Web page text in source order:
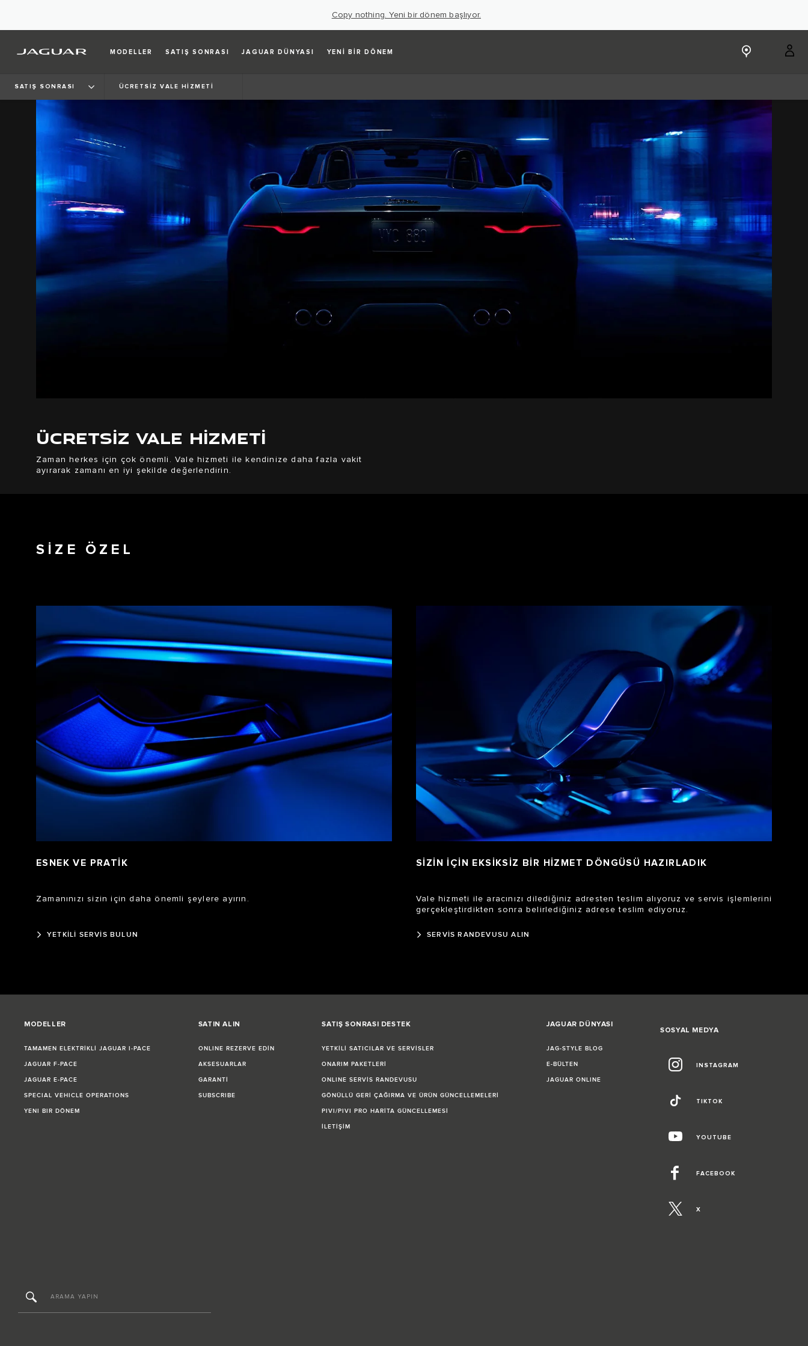
Copy nothing. Yeni bir dönem başlıyor.
MODELLER SATIŞ SONRASI JAGUAR DÜNYASI YENİ BİR DÖNEM
SATIŞ SONRASI ÜCRETSİZ VALE HİZMETİ
ÜCRETSİZ VALE HİZMETİ
Zaman herkes için çok önemli. Vale hizmeti ile kendinize daha fazla vakit
ayırarak zamanı en iyi şekilde değerlendirin.
SİZE ÖZEL
ESNEK VE PRATİK
Zamanınızı sizin için daha önemli şeylere ayırın.
YETKİLİ SERVİS BULUN
SİZİN İÇİN EKSİKSİZ BİR HİZMET DÖNGÜSÜ HAZIRLADIK
Vale hizmeti ile aracınızı dilediğiniz adresten teslim alıyoruz ve servis işlemlerini
gerçekleştirdikten sonra belirlediğiniz adrese teslim ediyoruz.
SERVİS RANDEVUSU ALIN
MODELLER
TAMAMEN ELEKTRİKLİ JAGUAR I‑PACE
JAGUAR F‑PACE
JAGUAR E‑PACE
SPECIAL VEHICLE OPERATIONS
YENI BIR DÖNEM
SATIN ALIN
ONLINE REZERVE EDİN
AKSESUARLAR
GARANTİ
SUBSCRIBE
SATIŞ SONRASI DESTEK
YETKİLİ SATICILAR VE SERVİSLER
ONARIM PAKETLERİ
ONLINE SERVİS RANDEVUSU
GÖNÜLLÜ GERİ ÇAĞIRMA VE ÜRÜN GÜNCELLEMELERİ
PIVI/PIVI PRO HARİTA GÜNCELLEMESİ
İLETİŞİM
JAGUAR DÜNYASI
JAG-STYLE BLOG
E-BÜLTEN
JAGUAR ONLINE
SOSYAL MEDYA
INSTAGRAM
TIKTOK
YOUTUBE
FACEBOOK
X